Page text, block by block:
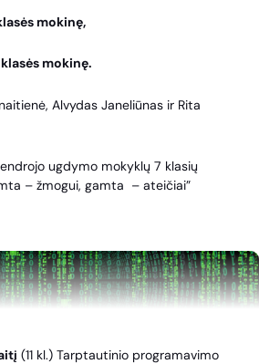
mokinę,
mokinę.
Alvydas Janeliūnas ir Rita
ugdymo mokyklų 7 klasių
– žmogui, gamta – ateičiai”
(11 kl.) Tarptautinio programavimo